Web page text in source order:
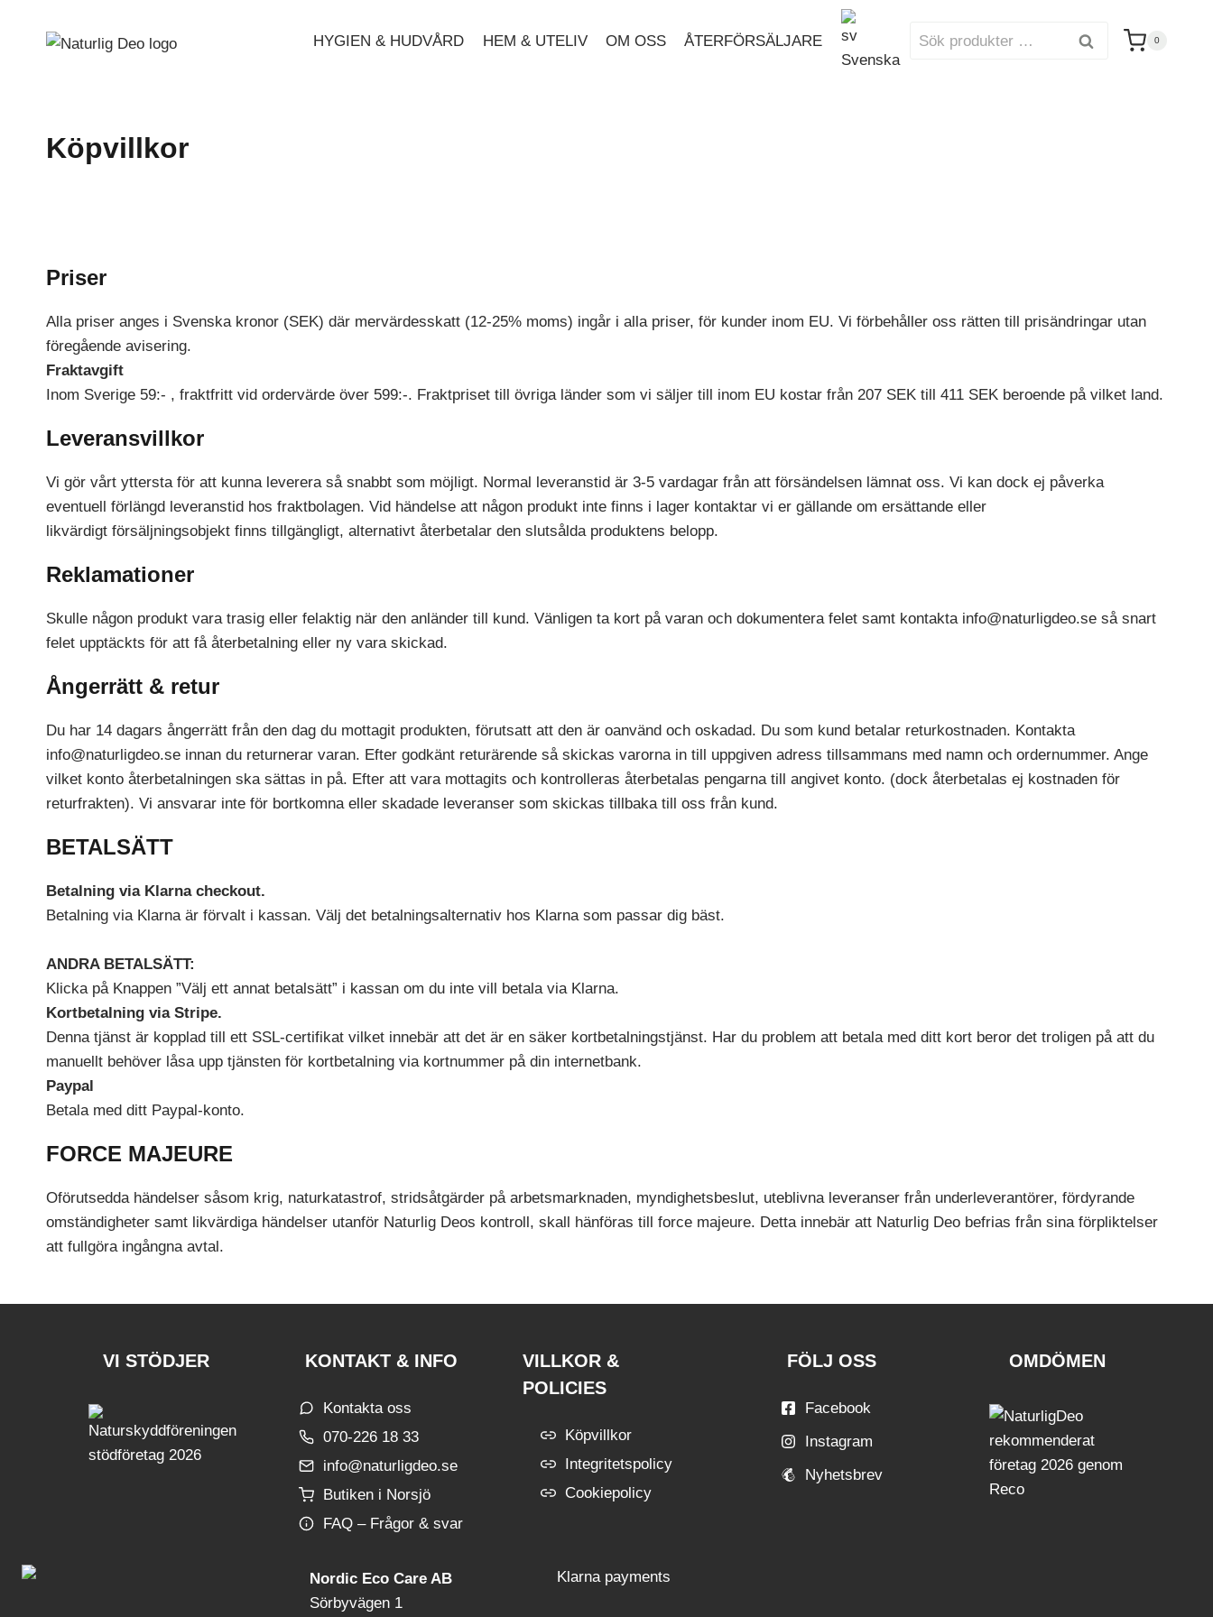
HYGIEN & HUDVÅRD HEM & UTELIV OM OSS
ÅTERFÖRSÄLJARE
Svenska
Sök
Sök 0
Köpvillkor
Priser
Alla priser anges i Svenska kronor (SEK) där mervärdesskatt (12-25% moms) ingår i alla priser, för kunder inom EU. Vi förbehåller oss rätten till prisändringar utan
föregående avisering.
Fraktavgift
Inom Sverige 59:- , fraktfritt vid ordervärde över 599:-. Fraktpriset till övriga länder som vi säljer till inom EU kostar från 207 SEK till 411 SEK beroende på vilket land.
Leveransvillkor
Vi gör vårt yttersta för att kunna leverera så snabbt som möjligt. Normal leveranstid är 3-5 vardagar från att försändelsen lämnat oss. Vi kan dock ej påverka
eventuell förlängd leveranstid hos fraktbolagen. Vid händelse att någon produkt inte finns i lager kontaktar vi er gällande om ersättande eller
likvärdigt försäljningsobjekt finns tillgängligt, alternativt återbetalar den slutsålda produktens belopp.
Reklamationer
Skulle någon produkt vara trasig eller felaktig när den anländer till kund. Vänligen ta kort på varan och dokumentera felet samt kontakta info@naturligdeo.se så snart
felet upptäckts för att få återbetalning eller ny vara skickad.
Ångerrätt & retur
Du har 14 dagars ångerrätt från den dag du mottagit produkten, förutsatt att den är oanvänd och oskadad. Du som kund betalar returkostnaden. Kontakta
info@naturligdeo.se innan du returnerar varan. Efter godkänt returärende så skickas varorna in till uppgiven adress tillsammans med namn och ordernummer. Ange
vilket konto återbetalningen ska sättas in på. Efter att vara mottagits och kontrolleras återbetalas pengarna till angivet konto. (dock återbetalas ej kostnaden för
returfrakten). Vi ansvarar inte för bortkomna eller skadade leveranser som skickas tillbaka till oss från kund.
BETALSÄTT
Betalning via Klarna checkout.
Betalning via Klarna är förvalt i kassan. Välj det betalningsalternativ hos Klarna som passar dig bäst.
ANDRA BETALSÄTT:
Klicka på Knappen ”Välj ett annat betalsätt” i kassan om du inte vill betala via Klarna.
Kortbetalning via Stripe.
Denna tjänst är kopplad till ett SSL-certifikat vilket innebär att det är en säker kortbetalningstjänst. Har du problem att betala med ditt kort beror det troligen på att du
manuellt behöver låsa upp tjänsten för kortbetalning via kortnummer på din internetbank.
Paypal
Betala med ditt Paypal-konto.
FORCE MAJEURE
Oförutsedda händelser såsom krig, naturkatastrof, stridsåtgärder på arbetsmarknaden, myndighetsbeslut, uteblivna leveranser från underleverantörer, fördyrande
omständigheter samt likvärdiga händelser utanför Naturlig Deos kontroll, skall hänföras till force majeure. Detta innebär att Naturlig Deo befrias från sina förpliktelser
att fullgöra ingångna avtal.
VI STÖDJER KONTAKT & INFO
Kontakta oss
070-226 18 33
info@naturligdeo.se
Butiken i Norsjö
FAQ – Frågor & svar
Nordic Eco Care AB
Sörbyvägen 1
VILLKOR &
POLICIES
Köpvillkor
Integritetspolicy
Cookiepolicy
FÖLJ OSS
Facebook
Instagram
Nyhetsbrev
OMDÖMEN